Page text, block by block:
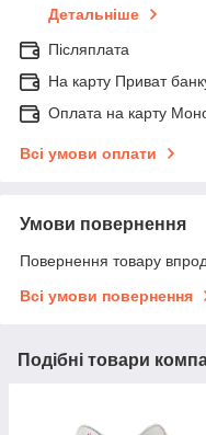
Детальніше
Післяплата
На карту Приват
Оплата на карту
Всі умови оплати
Умови повернення
Повернення товару
Всі умови повернення
Подібні товари